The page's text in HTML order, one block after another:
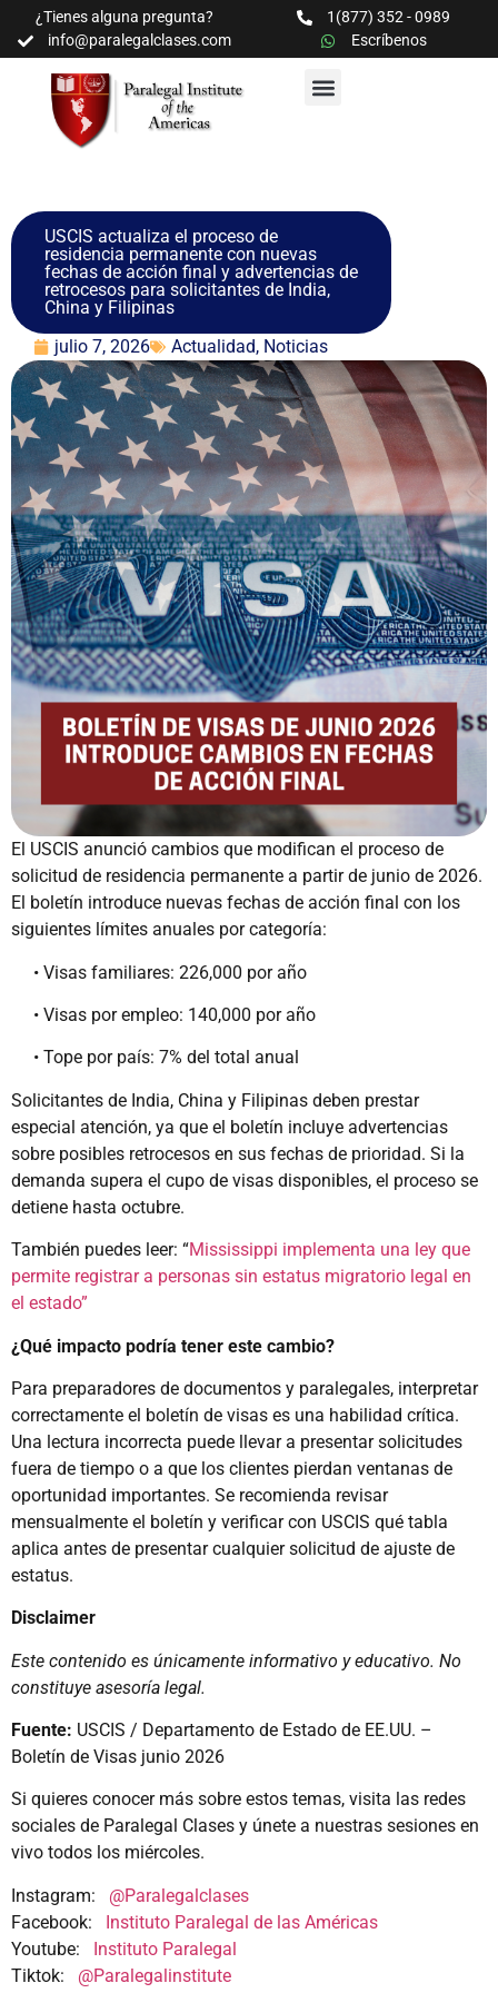
¿Tienes alguna pregunta?
1(877) 352 - 0989
info@paralegalclases.com
Escríbenos
USCIS actualiza el proceso de
residencia permanente con nuevas
fechas de acción final y advertencias de
retrocesos para solicitantes de India,
China y Filipinas
julio 7, 2026
Actualidad, Noticias
El USCIS anunció cambios que modifican el proceso de
solicitud de residencia permanente a partir de junio de 2026.
El boletín introduce nuevas fechas de acción final con los
siguientes límites anuales por categoría:
• Visas familiares: 226,000 por año
• Visas por empleo: 140,000 por año
• Tope por país: 7% del total anual
Solicitantes de India, China y Filipinas deben prestar
especial atención, ya que el boletín incluye advertencias
sobre posibles retrocesos en sus fechas de prioridad. Si la
demanda supera el cupo de visas disponibles, el proceso se
detiene hasta octubre.
También puedes leer: “Mississippi implementa una ley que
permite registrar a personas sin estatus migratorio legal en
el estado”
¿Qué impacto podría tener este cambio?
Para preparadores de documentos y paralegales, interpretar
correctamente el boletín de visas es una habilidad crítica.
Una lectura incorrecta puede llevar a presentar solicitudes
fuera de tiempo o a que los clientes pierdan ventanas de
oportunidad importantes. Se recomienda revisar
mensualmente el boletín y verificar con USCIS qué tabla
aplica antes de presentar cualquier solicitud de ajuste de
estatus.
Disclaimer
Este contenido es únicamente informativo y educativo. No
constituye asesoría legal.
Fuente: USCIS / Departamento de Estado de EE.UU. –
Boletín de Visas junio 2026
Si quieres conocer más sobre estos temas, visita las redes
sociales de Paralegal Clases y únete a nuestras sesiones en
vivo todos los miércoles.
Instagram: @Paralegalclases
Facebook: Instituto Paralegal de las Américas
Youtube: Instituto Paralegal
Tiktok: @Paralegalinstitute